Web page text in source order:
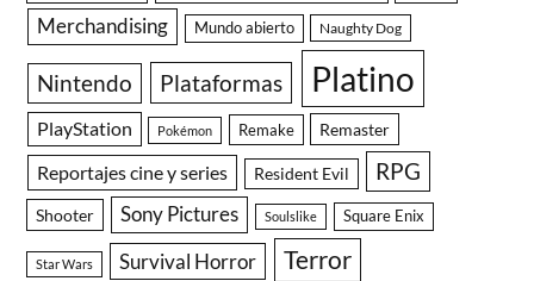
Merchandising Mundo abierto Naughty Dog
Nintendo Plataformas Platino
PlayStation Pokémon Remake Remaster
Reportajes cine y series Resident Evil RPG
Shooter Sony Pictures Soulslike Square Enix
Star Wars Survival Horror Terror